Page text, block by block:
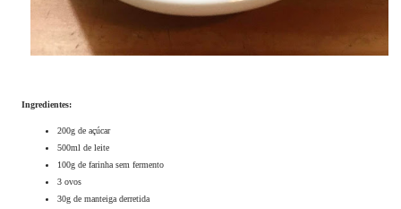
Ingredientes:
200g de açúcar
500ml de leite
100g de farinha sem fermento
3 ovos
30g de manteiga derretida